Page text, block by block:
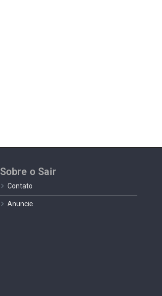
Sobre o Sair
Contato
Anuncie